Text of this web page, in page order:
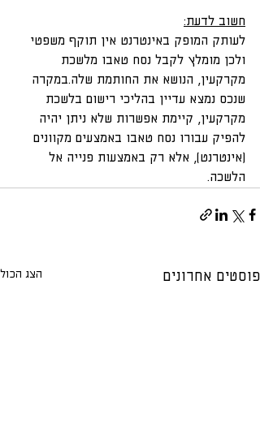
חשוב לדעת:
לעותק המופק באינטרנט אין תוקף משפטי
ולכן מומלץ לקבל נסח טאבו מלשכת
מקרקעין, הנושא את החותמת שלה.במקרה
שנכס נמצא עדיין בהליכי רישום בלשכת
מקרקעין, קיימת אפשרות שלא ניתן יהיה
להפיק עבורו נסח טאבו באמצעים מקוונים
(אינטרנט), אלא רק באמצעות פנייה אל
הלשכה.
פוסטים אחרונים הצג הכול